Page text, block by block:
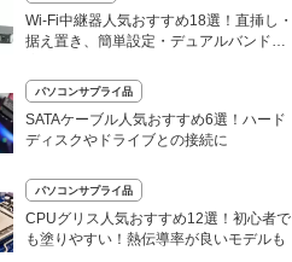
Wi-Fi中継器人気おすすめ18選！直挿し・
据え置き、簡単設定・デュアルバンド対
パソコンサプライ品
SATAケーブル人気おすすめ6選！ハード
ディスクやドライブとの接続に
パソコンサプライ品
CPUグリス人気おすすめ12選！初心者で
も塗りやすい！熱伝導率が良いモデルも